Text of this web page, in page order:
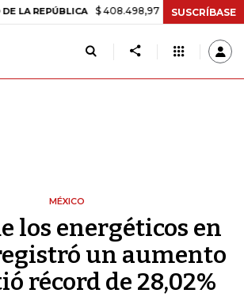
$ 408.498,97 +$ 8.753,81 +2,19%
SUSCRÍBASE
MÉXICO
los energéticos en
un aumento
récord de 28,02%